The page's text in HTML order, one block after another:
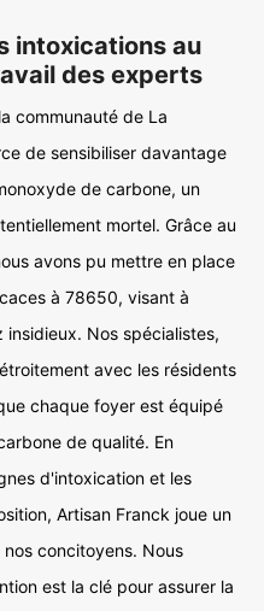
intoxications au
des experts
communauté de La
de sensibiliser davantage
de carbone, un
mortel. Grâce au
avons pu mettre en place
à 78650, visant à
Nos spécialistes,
avec les résidents
chaque foyer est équipé
de qualité. En
d'intoxication et les
Artisan Franck joue un
concitoyens. Nous
est la clé pour assurer la